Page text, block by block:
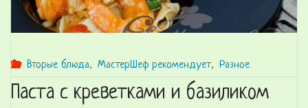
Вторые блюда, МастерШеф рекомендует, Разное
Паста с креветками и базиликом